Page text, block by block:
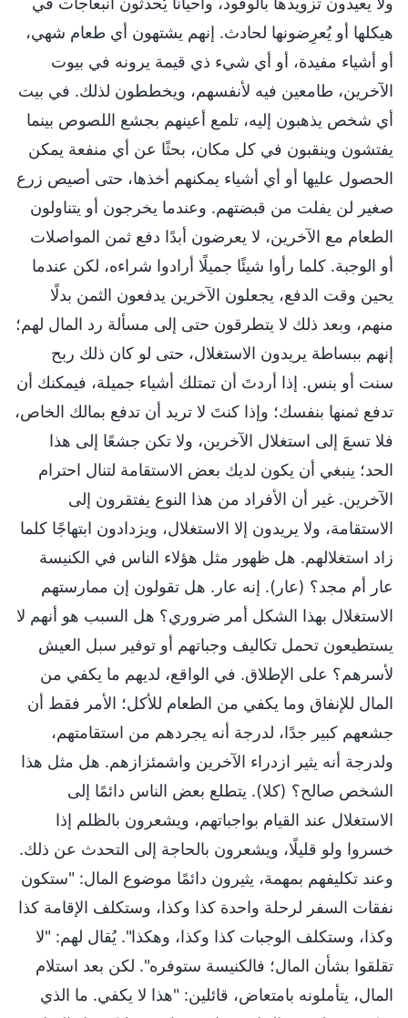
هيكلها أو يُعرِضونها لحادث. إنهم يشتهون أي طعام شهي،
أو أشياء مفيدة، أو أي شيء ذي قيمة يرونه في بيوت
الآخرين، طامعين فيه لأنفسهم، ويخططون لذلك. في بيت
أي شخص يذهبون إليه، تلمع أعينهم بجشع اللصوص بينما
يفتشون وينقبون في كل مكان، بحثًا عن أي منفعة يمكن
الحصول عليها أو أي أشياء يمكنهم أخذها، حتى أصيص زرع
صغير لن يفلت من قبضتهم. وعندما يخرجون أو يتناولون
الطعام مع الآخرين، لا يعرضون أبدًا دفع ثمن المواصلات
أو الوجبة. كلما رأوا شيئًا جميلًا أرادوا شراءه، لكن عندما
يحين وقت الدفع، يجعلون الآخرين يدفعون الثمن بدلًا
منهم، وبعد ذلك لا يتطرقون حتى إلى مسألة رد المال لهم؛
إنهم ببساطة يريدون الاستغلال، حتى لو كان ذلك ربح
سنت أو بنس. إذا أردتَ أن تمتلك أشياء جميلة، فيمكنك أن
تدفع ثمنها بنفسك؛ وإذا كنتَ لا تريد أن تدفع بمالك الخاص،
فلا تسعَ إلى استغلال الآخرين، ولا تكن جشعًا إلى هذا
الحد؛ ينبغي أن يكون لديك بعض الاستقامة لتنال احترام
الآخرين. غير أن الأفراد من هذا النوع يفتقرون إلى
الاستقامة، ولا يريدون إلا الاستغلال، ويزدادون ابتهاجًا كلما
زاد استغلالهم. هل ظهور مثل هؤلاء الناس في الكنيسة
عار أم مجد؟ (عار). إنه عار. هل تقولون إن ممارستهم
الاستغلال بهذا الشكل أمر ضروري؟ هل السبب هو أنهم لا
يستطيعون تحمل تكاليف وجباتهم أو توفير سبل العيش
لأسرهم؟ على الإطلاق. في الواقع، لديهم ما يكفي من
المال للإنفاق وما يكفي من الطعام للأكل؛ الأمر فقط أن
جشعهم كبير جدًا، لدرجة أنه يجردهم من استقامتهم،
ولدرجة أنه يثير ازدراء الآخرين واشمئزازهم. هل مثل هذا
الشخص صالح؟ (كلا). يتطلع بعض الناس دائمًا إلى
الاستغلال عند القيام بواجباتهم، ويشعرون بالظلم إذا
خسروا ولو قليلًا، ويشعرون بالحاجة إلى التحدث عن ذلك.
وعند تكليفهم بمهمة، يثيرون دائمًا موضوع المال: "ستكون
نفقات السفر لرحلة واحدة كذا وكذا، وستكلف الإقامة كذا
وكذا، وستكلف الوجبات كذا وكذا، وهكذا". يُقال لهم: "لا
تقلقوا بشأن المال؛ فالكنيسة ستوفره". لكن بعد استلام
المال، يتأملونه بامتعاض، قائلين: "هذا لا يكفي. ما الذي